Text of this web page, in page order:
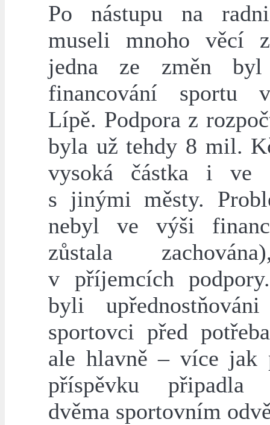
Po nástupu na
museli mnoho věcí
jedna ze změn byl
financování sportu
Lípě. Podpora z
byla už tehdy 8 mil.
vysoká částka i ve
s jinými městy.
nebyl ve výši
zůstala
v příjemcích
byli
sportovci před
ale hlavně – více jak
příspěvku připadla
dvěma sportovním